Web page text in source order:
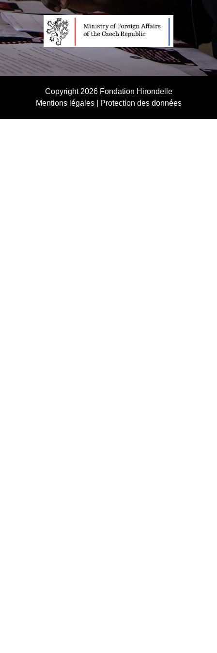
Copyright 2026 Fondation Hirondelle
Mentions légales| Protection des données